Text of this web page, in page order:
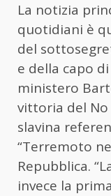
La notizia
quotidiani è
del
e della capo
ministero
vittoria del No
slavina
“Terremoto
Repubblica.
invece la